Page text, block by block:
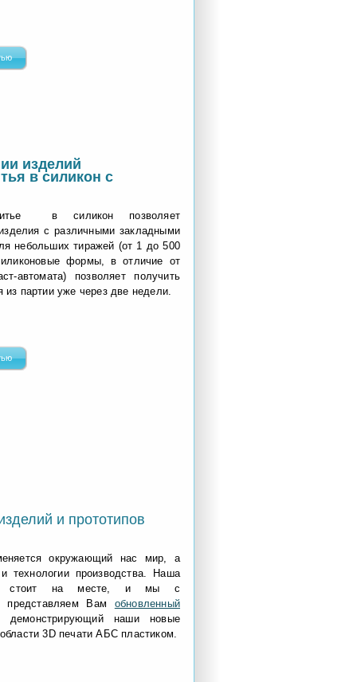
изделий
в силикон с
в силикон позволяет
с различными закладными
небольших тиражей (от 1 до 500
формы, в отличие от
автомата) позволяет получить
из партии уже через две недели.
и прототипов
окружающий нас мир, а
технологии производства.
Наша
стоит на месте, и мы с
представляем Вам обновленный
демонстрирующий наши новые
3D печати АБС пластиком.